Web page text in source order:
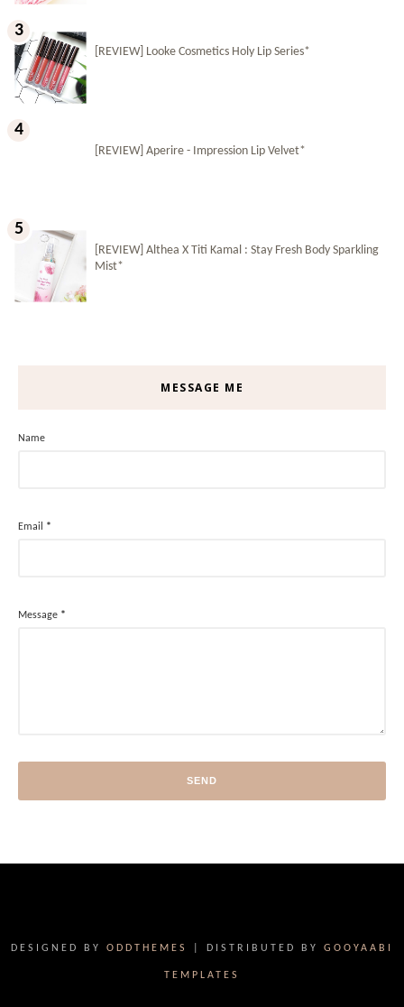
[REVIEW] Looke Cosmetics Holy Lip Series*
[REVIEW] Aperire - Impression Lip Velvet*
[REVIEW] Althea X Titi Kamal : Stay Fresh Body Sparkling
Mist*
MESSAGE ME
Name
Email *
Message *
DESIGNED BY ODDTHEMES | DISTRIBUTED BY GOOYAABI
TEMPLATES